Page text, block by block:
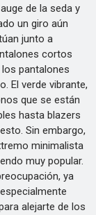
de la seda y
un giro aún
junto a
cortos
pantalones
El verde vibrante,
que se están
hasta blazers
Sin embargo,
minimalista
muy popular.
ya
alejarte de los